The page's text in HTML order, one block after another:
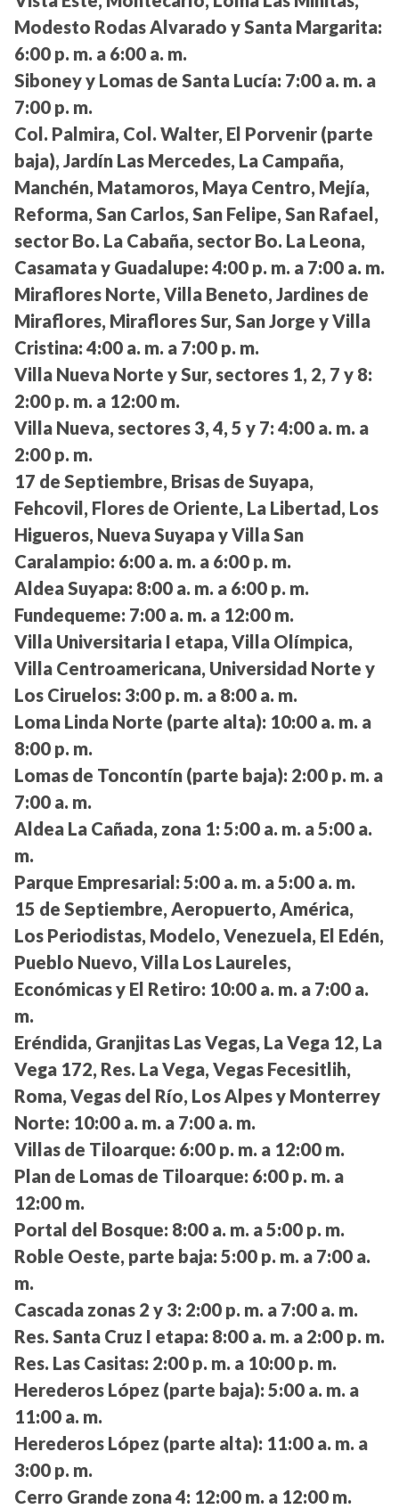
Modesto Rodas Alvarado y Santa Margarita:
6:00 p. m. a 6:00 a. m.
Siboney y Lomas de Santa Lucía: 7:00 a. m. a
7:00 p. m.
Col. Palmira, Col. Walter, El Porvenir (parte
baja), Jardín Las Mercedes, La Campaña,
Manchén, Matamoros, Maya Centro, Mejía,
Reforma, San Carlos, San Felipe, San Rafael,
sector Bo. La Cabaña, sector Bo. La Leona,
Casamata y Guadalupe: 4:00 p. m. a 7:00 a. m.
Miraflores Norte, Villa Beneto, Jardines de
Miraflores, Miraflores Sur, San Jorge y Villa
Cristina: 4:00 a. m. a 7:00 p. m.
Villa Nueva Norte y Sur, sectores 1, 2, 7 y 8:
2:00 p. m. a 12:00 m.
Villa Nueva, sectores 3, 4, 5 y 7: 4:00 a. m. a
2:00 p. m.
17 de Septiembre, Brisas de Suyapa,
Fehcovil, Flores de Oriente, La Libertad, Los
Higueros, Nueva Suyapa y Villa San
Caralampio: 6:00 a. m. a 6:00 p. m.
Aldea Suyapa: 8:00 a. m. a 6:00 p. m.
Fundequeme: 7:00 a. m. a 12:00 m.
Villa Universitaria I etapa, Villa Olímpica,
Villa Centroamericana, Universidad Norte y
Los Ciruelos: 3:00 p. m. a 8:00 a. m.
Loma Linda Norte (parte alta): 10:00 a. m. a
8:00 p. m.
Lomas de Toncontín (parte baja): 2:00 p. m. a
7:00 a. m.
Aldea La Cañada, zona 1: 5:00 a. m. a 5:00 a.
m.
Parque Empresarial: 5:00 a. m. a 5:00 a. m.
15 de Septiembre, Aeropuerto, América,
Los Periodistas, Modelo, Venezuela, El Edén,
Pueblo Nuevo, Villa Los Laureles,
Económicas y El Retiro: 10:00 a. m. a 7:00 a.
m.
Eréndida, Granjitas Las Vegas, La Vega 12, La
Vega 172, Res. La Vega, Vegas Fecesitlih,
Roma, Vegas del Río, Los Alpes y Monterrey
Norte: 10:00 a. m. a 7:00 a. m.
Villas de Tiloarque: 6:00 p. m. a 12:00 m.
Plan de Lomas de Tiloarque: 6:00 p. m. a
12:00 m.
Portal del Bosque: 8:00 a. m. a 5:00 p. m.
Roble Oeste, parte baja: 5:00 p. m. a 7:00 a.
m.
Cascada zonas 2 y 3: 2:00 p. m. a 7:00 a. m.
Res. Santa Cruz I etapa: 8:00 a. m. a 2:00 p. m.
Res. Las Casitas: 2:00 p. m. a 10:00 p. m.
Herederos López (parte baja): 5:00 a. m. a
11:00 a. m.
Herederos López (parte alta): 11:00 a. m. a
3:00 p. m.
Cerro Grande zona 4: 12:00 m. a 12:00 m.